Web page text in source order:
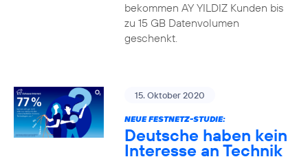
bekommen AY YILDIZ Kunden bis
zu 15 GB Datenvolumen
geschenkt.
15. Oktober 2020
NEUE FESTNETZ-STUDIE:
Deutsche haben kein
Interesse an Technik